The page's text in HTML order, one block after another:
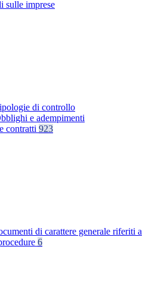
sulle imprese
di controllo
e adempimenti
contratti 923
di carattere generale riferiti a
6